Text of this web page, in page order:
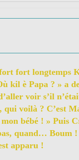
fort longtemps
kil è Papa ? » a
voir s’il
voilà ? C’est
bébé ! » Puis
quand… Boum
apparu !